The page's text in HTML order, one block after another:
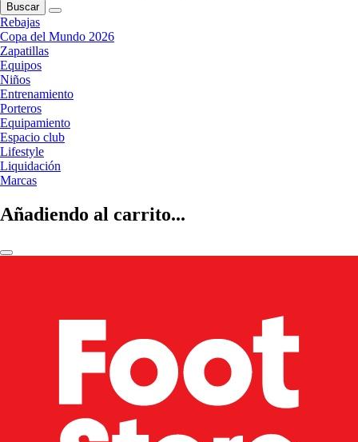
Buscar
Rebajas
Copa del Mundo 2026
Zapatillas
Equipos
Niños
Entrenamiento
Porteros
Equipamiento
Espacio club
Lifestyle
Liquidación
Marcas
Añadiendo al carrito...